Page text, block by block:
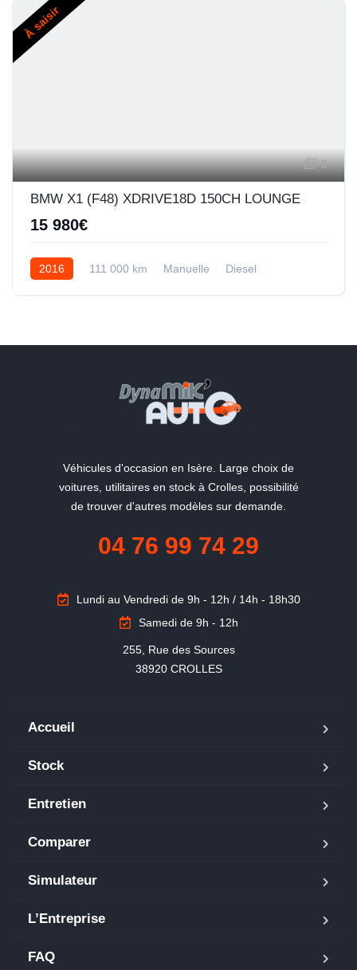
À saisir
6
BMW X1 (F48) XDRIVE18D 150CH LOUNGE
15 980€
2016 111 000 km Manuelle Diesel
Véhicules d'occasion en Isère. Large choix de
voitures, utilitaires en stock à Crolles, possibilité
de trouver d'autres modèles sur demande.
04 76 99 74 29
Lundi au Vendredi de 9h - 12h / 14h - 18h30
Samedi de 9h - 12h
255, Rue des Sources
38920 CROLLES
Accueil
Stock
Entretien
Comparer
Simulateur
L’Entreprise
FAQ